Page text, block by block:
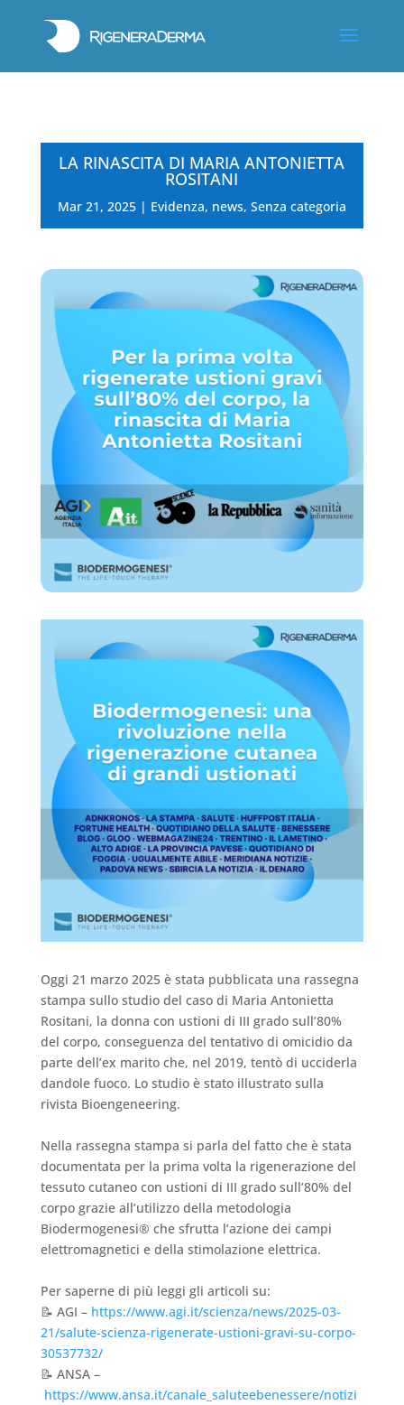
LA RINASCITA DI MARIA ANTONIETTA
ROSITANI
Mar 21, 2025| Evidenza, news, Senza categoria
Oggi 21 marzo 2025 è stata pubblicata una rassegna
stampa sullo studio del caso di Maria Antonietta
Rositani, la donna con ustioni di III grado sull’80%
del corpo, conseguenza del tentativo di omicidio da
parte dell’ex marito che, nel 2019, tentò di ucciderla
dandole fuoco. Lo studio è stato illustrato sulla
rivista Bioengeneering.
Nella rassegna stampa si parla del fatto che è stata
documentata per la prima volta la rigenerazione del
tessuto cutaneo con ustioni di III grado sull’80% del
corpo grazie all’utilizzo della metodologia
Biodermogenesi® che sfrutta l’azione dei campi
elettromagnetici e della stimolazione elettrica.
Per saperne di più leggi gli articoli su:
📝 AGI – https://www.agi.it/scienza/news/2025-03-
21/salute-scienza-rigenerate-ustioni-gravi-su-corpo-
30537732/
📝 ANSA –
https://www.ansa.it/canale_saluteebenessere/notizi